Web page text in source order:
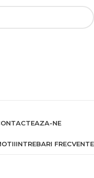
NE
INTREBARI FRECVENTE